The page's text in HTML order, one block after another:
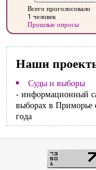
Всего проголосовало
1 человек
Прошлые опросы
Наши
Суды и выборы
- информационный
выборах в Приморье
года